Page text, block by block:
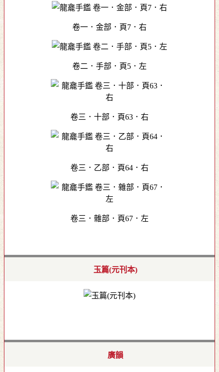
卷一．金部．頁7．右
卷二．手部．頁5．左
卷三．十部．頁63．右
卷三．乙部．頁64．右
卷三．雜部．頁67．左
玉篇(元刊本)
廣韻